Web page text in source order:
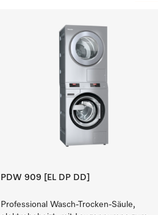
PDW 909 [EL DP DD]
Professional Wasch-Trocken-Säule,